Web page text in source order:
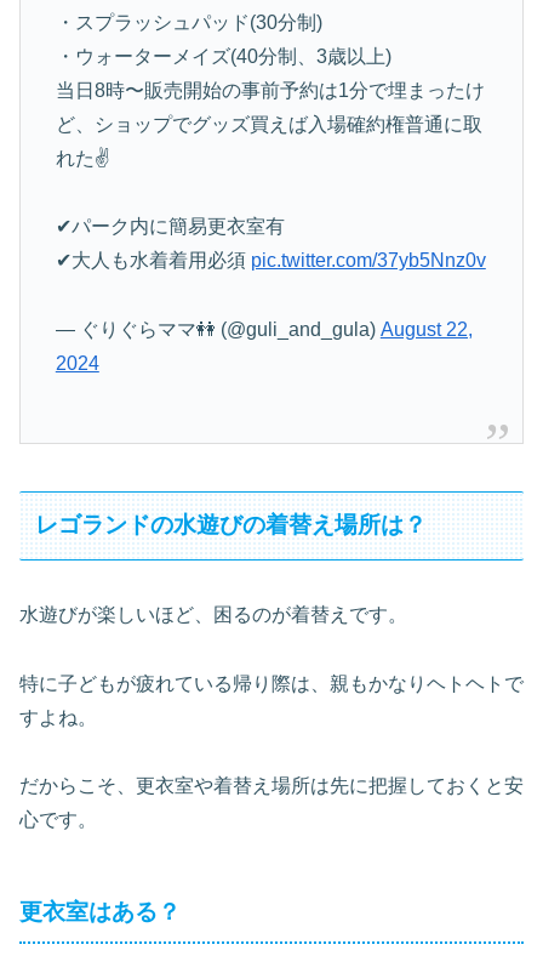
・スプラッシュパッド(30分制)
・ウォーターメイズ(40分制、3歳以上)
当日8時〜販売開始の事前予約は1分で埋まったけ
ど、ショップでグッズ買えば入場確約権普通に取
れた✌️
✔︎パーク内に簡易更衣室有
✔︎大人も水着着用必須 pic.twitter.com/37yb5Nnz0v
— ぐりぐらママ👭 (@guli_and_gula) August 22,
2024
レゴランドの水遊びの着替え場所は？
水遊びが楽しいほど、困るのが着替えです。
特に子どもが疲れている帰り際は、親もかなりヘトヘトで
すよね。
だからこそ、更衣室や着替え場所は先に把握しておくと安
心です。
更衣室はある？